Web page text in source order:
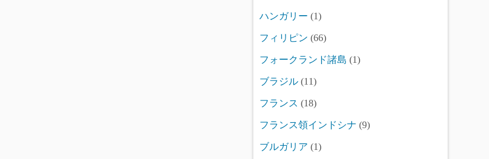
ハンガリー (1)
フィリピン (66)
フォークランド諸島 (1)
ブラジル (11)
フランス (18)
フランス領インドシナ (9)
ブルガリア (1)